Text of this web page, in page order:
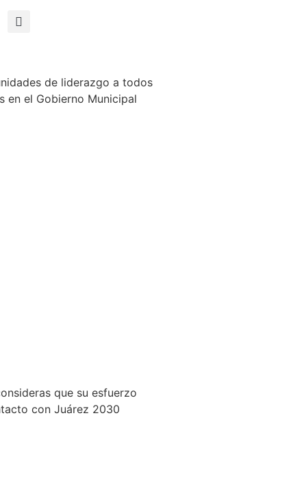
de liderazgo a todos
en el Gobierno Municipal
que su esfuerzo
con Juárez 2030